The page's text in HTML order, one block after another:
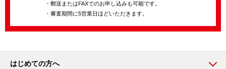
・郵送またはFAXでのお申し込みも可能です。
・審査期間に5営業日ほどいただきます。
はじめての方へ